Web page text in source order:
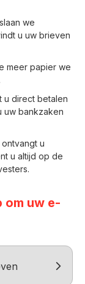
we
u uw brieven
meer papier we
u direct betalen
uw bankzaken
u
u altijd op de
om uw e-